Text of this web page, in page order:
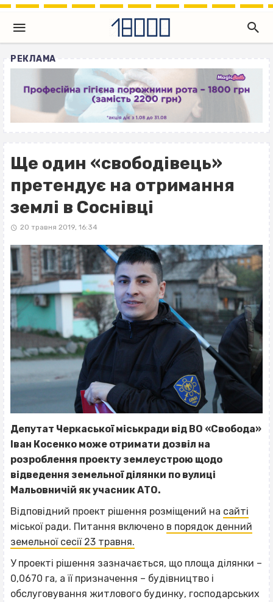
РЕКЛАМА
Ще один «свободівець»
претендує на отримання
землі в Соснівці
20 травня 2019, 16:34
Депутат Черкаської міськради від ВО «Свобода»
Іван Косенко може отримати дозвіл на
розроблення проекту землеустрою щодо
відведення земельної ділянки по вулиці
Мальовничій як учасник АТО.
Відповідний проект рішення розміщений на сайті
міської ради. Питання включено в порядок денний
земельної сесії 23 травня.
У проекті рішення зазначається, що площа ділянки –
0,0670 га, а її призначення – будівництво і
обслуговування житлового будинку, господарських